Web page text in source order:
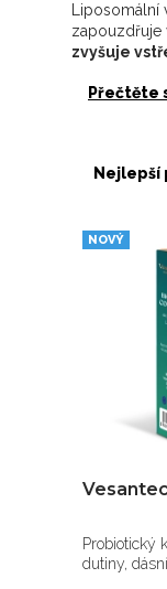
zapouzdřuje
zvyšuje
Přečtěte
Nejlepší
NOVÝ
Probiotický
dutiny,